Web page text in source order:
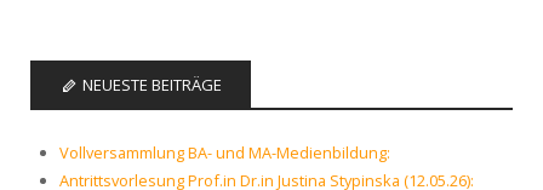
NEUESTE BEITRÄGE
Vollversammlung BA- und MA-Medienbildung:
Antrittsvorlesung Prof.in Dr.in Justina Stypinska (12.05.26):